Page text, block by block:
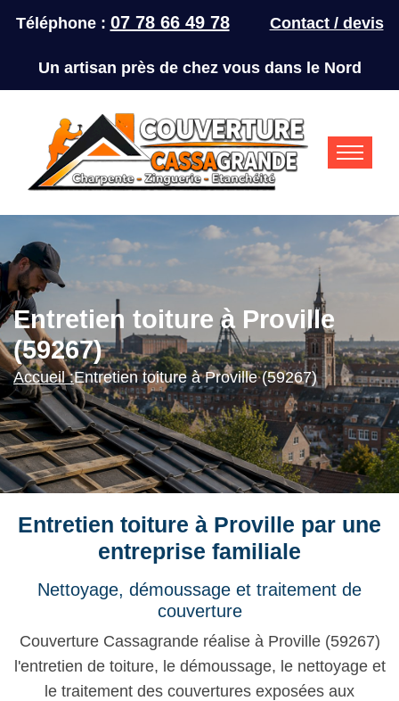
Téléphone : 07 78 66 49 78 Contact / devis
Un artisan près de chez vous dans le Nord
Entretien toiture à Proville
(59267)
Accueil :Entretien toiture à Proville (59267)
Entretien toiture à Proville par une
entreprise familiale
Nettoyage, démoussage et traitement de
couverture
Couverture Cassagrande réalise à Proville (59267)
l'entretien de toiture, le démoussage, le nettoyage et
le traitement des couvertures exposées aux